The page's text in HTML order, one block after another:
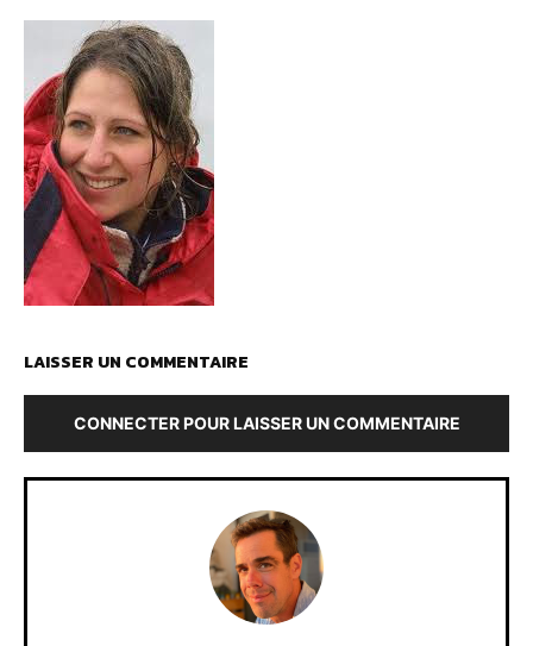
LAISSER UN COMMENTAIRE
CONNECTER POUR LAISSER UN COMMENTAIRE